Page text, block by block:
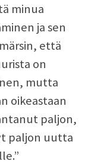
minua
ja sen
että
on
mutta
oikeastaan
paljon,
paljon uutta